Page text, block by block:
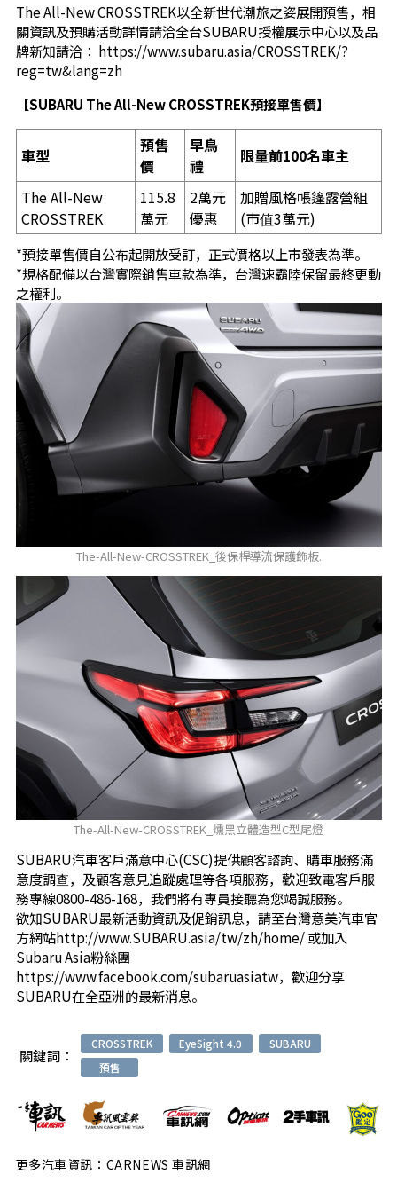
The All-New CROSSTREK以全新世代潮旅之姿展開預售，相
關資訊及預購活動詳情請洽全台SUBARU授權展示中心以及品
牌新知請洽： https://www.subaru.asia/CROSSTREK/?
reg=tw&lang=zh
【SUBARU The All-New CROSSTREK預接單售價】
車型
預售
價
早鳥
禮
限量前100名車主
The All-New
CROSSTREK
115.8
萬元
2萬元
優惠
加贈風格帳篷露營組
(市值3萬元)
*預接單售價自公布起開放受訂，正式價格以上市發表為準。
*規格配備以台灣實際銷售車款為準，台灣速霸陸保留最終更動
之權利。
The-All-New-CROSSTREK_後保桿導流保護飾板.
The-All-New-CROSSTREK_燻黑立體造型C型尾燈
SUBARU汽車客戶滿意中心(CSC)提供顧客諮詢、購車服務滿
意度調查，及顧客意見追蹤處理等各項服務，歡迎致電客戶服
務專線0800-486-168，我們將有專員接聽為您竭誠服務。
欲知SUBARU最新活動資訊及促銷訊息，請至台灣意美汽車官
方網站http://www.SUBARU.asia/tw/zh/home/或加入
Subaru Asia粉絲團
https://www.facebook.com/subaruasiatw，歡迎分享
SUBARU在全亞洲的最新消息。
關鍵詞：
CROSSTREK EyeSight 4.0
SUBARU
預售
更多汽車資訊：CARNEWS 車訊網